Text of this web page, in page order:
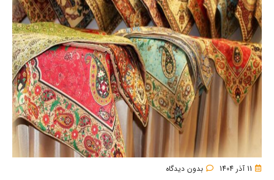
11 آذر 1404 بدون دیدگاه